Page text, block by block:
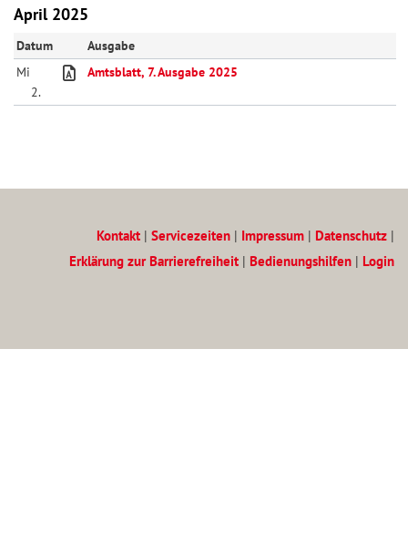
April 2025
Datum
Ausgabe
Mi
2.
Amtsblatt, 7. Ausgabe 2025
Kontakt | Servicezeiten | Impressum | Datenschutz |
Erklärung zur Barrierefreiheit | Bedienungshilfen | Login